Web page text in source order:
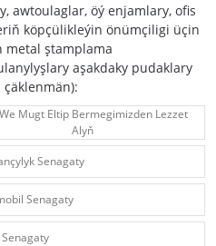
awtoulaglar, öý enjamlary, ofis
köpçülikleýin önümçiligi üçin
metal ştamplama
aşakdaky pudaklary
Mugt Eltip Bermegimizden Lezzet
Alyň
Senagaty
Senagaty